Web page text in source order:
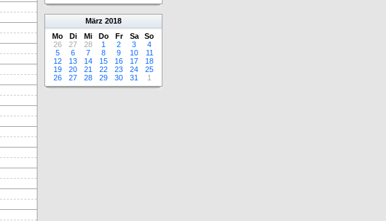
März 2018
Mo
Di Mi Do Fr Sa
So
26
27 28 1 2 3
4
5
6 7 8 9 10
11
12
13 14 15 16 17
18
19
20 21 22 23 24
25
26
27 28 29 30 31 1